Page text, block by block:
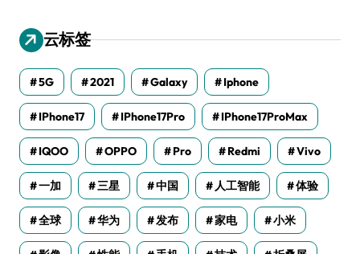
云标签
5G 2021 Galaxy Iphone
IPhone17 IPhone17Pro IPhone17ProMax
IQOO OPPO Pro Redmi Vivo
一加 三星 中国 人工智能 体验
全球 华为 发布 家电 小米